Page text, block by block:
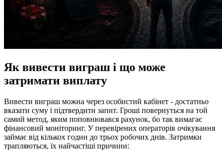
Як вивести виграш і що може
затримати виплату
Вивести виграш можна через особистий кабінет - достатньо
вказати суму і підтвердити запит. Гроші повернуться на той
самий метод, яким поповнювався рахунок, бо так вимагає
фінансовий моніторинг. У перевірених операторів очікування
займає від кількох годин до трьох робочих днів. Затримки
трапляються, їх найчастіші причини: